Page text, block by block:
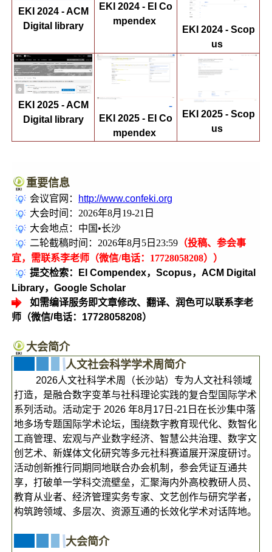
EKI 2024 - ACM
Digital library
EKI 2024 - EI Co
mpendex
EKI 2024 - Scop
us
EKI 2025 - ACM
Digital library
EKI 2025 - EI Co
mpendex
EKI 2025 - Scop
us
重要信息
会议官网：
http://www.confeki.org
大会时间：2026年8月19-21日
大会地点：中国•长沙
二轮截稿时间：2026年8月5日23:59 （投稿、参会事
宜，需联系李老师（微信/电话：17728058208））
提交检索：EI Compendex，Scopus，ACM Digital
Library，Google Scholar
如需编译服务即文章修改、翻译、润色可以联系李老
师（微信/电话：17728058208）
大会简介
人文社会科学学术周简介
2026人文社科学术周（长沙站）专为人文社科领域
打造，是融合数字变革与社科理论实践的复合型国际学术
系列活动。活动定于 2026 年8月17日-21日在长沙集中落
地多场专题国际学术论坛，围绕数字教育现代化、数智化
工商管理、宏观与产业数字经济、智慧公共治理、数字文
创艺术、新媒体文化研究等多元社科赛道展开深度研讨。
活动创新推行同期同地联合办会机制，参会凭证互通共
享，打破单一学科交流壁垒，汇聚海内外高校教研人员、
教育从业者、经济管理实务专家、文艺创作与研究学者，
构筑跨领域、多层次、资源互通的长效化学术对话阵地。
大会简介